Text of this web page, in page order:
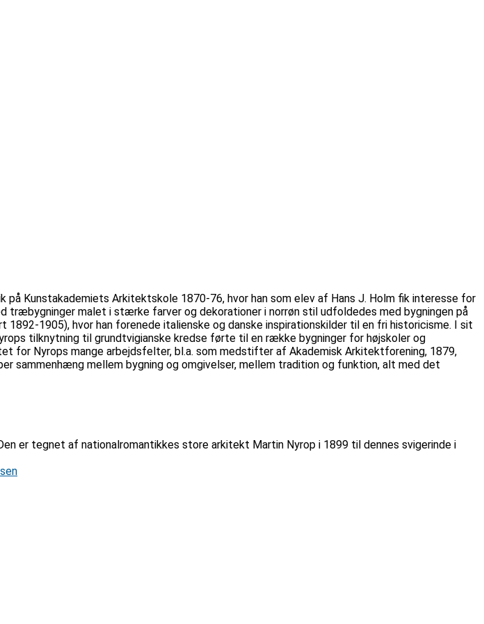
Kunstakademiets Arkitektskole 1870-76, hvor han som elev af Hans J. Holm fik interesse for
træbygninger malet i stærke farver og dekorationer i norrøn stil udfoldedes med bygningen på
1892-1905), hvor han forenede italienske og danske inspirationskilder til en fri historicisme. I sit
tilknytning til grundtvigianske kredse førte til en række bygninger for højskoler og
for Nyrops mange arbejdsfelter, bl.a. som medstifter af Akademisk Arkitektforening, 1879,
sammenhæng mellem bygning og omgivelser, mellem tradition og funktion, alt med det
er tegnet af nationalromantikkes store arkitekt Martin Nyrop i 1899 til dennes svigerinde i